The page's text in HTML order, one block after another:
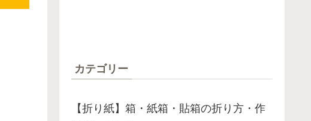
カテゴリー
【折り紙】箱・紙箱・貼箱の折り方・作